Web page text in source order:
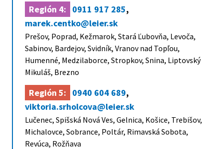
Región 4: 0911 917 285,
marek.centko@leier.sk
Prešov, Poprad, Kežmarok, Stará Ľubovňa, Levoča,
Sabinov, Bardejov, Svidník, Vranov nad Topľou,
Humenné, Medzilaborce, Stropkov, Snina, Liptovský
Mikuláš, Brezno
Región 5: 0940 604 689,
viktoria.srholcova@leier.sk
Lučenec, Spišská Nová Ves, Gelnica, Košice, Trebišov,
Michalovce, Sobrance, Poltár, Rimavská Sobota,
Revúca, Rožňava